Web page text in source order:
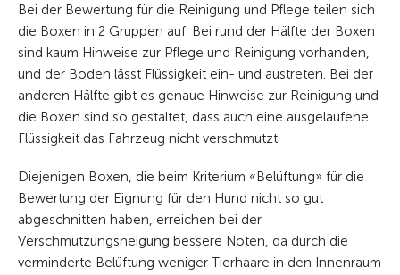
Bei der Bewertung für die Reinigung und Pflege teilen sich
die Boxen in 2 Gruppen auf. Bei rund der Hälfte der Boxen
sind kaum Hinweise zur Pflege und Reinigung vorhanden,
und der Boden lässt Flüssigkeit ein- und austreten. Bei der
anderen Hälfte gibt es genaue Hinweise zur Reinigung und
die Boxen sind so gestaltet, dass auch eine ausgelaufene
Flüssigkeit das Fahrzeug nicht verschmutzt.
Diejenigen Boxen, die beim Kriterium «Belüftung» für die
Bewertung der Eignung für den Hund nicht so gut
abgeschnitten haben, erreichen bei der
Verschmutzungsneigung bessere Noten, da durch die
verminderte Belüftung weniger Tierhaare in den Innenraum